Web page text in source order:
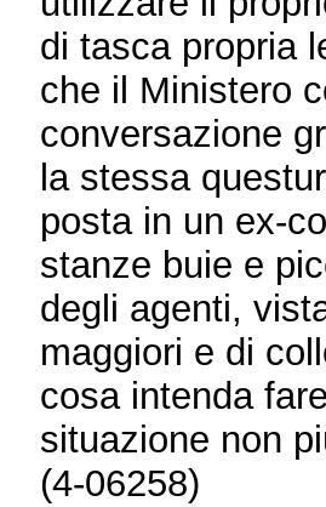
di tasca propria
che il Ministero
conversazione
la stessa
posta in un ex-
stanze buie e
degli agenti,
maggiori e di
cosa intenda
situazione non
(4-06258)